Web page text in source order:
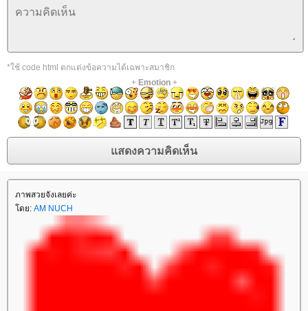
*ใช้ code html ตกแต่งข้อความได้เฉพาะสมาชิก
+ Emotion+
ภาพสวยจังเลยค่ะ
ดย: AM NUCH